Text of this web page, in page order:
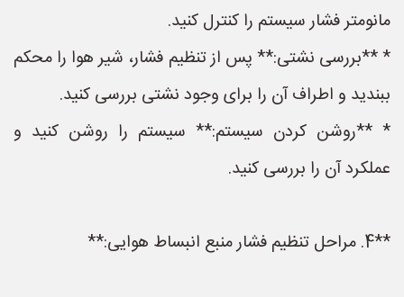
مانومتر فشار سیستم را کنترل کنید.
* **بررسی نشتی:** پس از تنظیم فشار، شیر هوا را محکم
ببندید و اطراف آن را برای وجود نشتی بررسی کنید.
* **روشن کردن سیستم:** سیستم را روشن کنید و
عملکرد آن را بررسی کنید.
**4. مراحل تنظیم فشار منبع انبساط هوایی:**